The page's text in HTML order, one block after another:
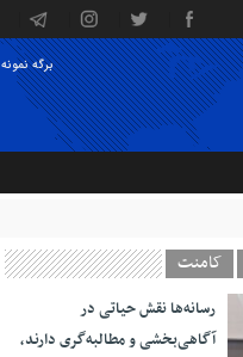
برگه نمونه
کامنت
رسانه‌ها نقش حیاتی در
آگاهی‌بخشی و مطالبه‌گری دارند،